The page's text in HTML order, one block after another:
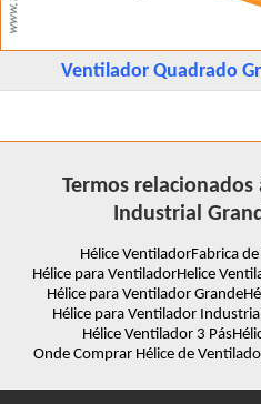
Ventilador Quadrado
Termos
Industrial
Hélice VentiladorFabrica de
Hélice para VentiladorHelice
Hélice para Ventilador Grande
Hélice para Ventilador
Hélice Ventilador 3 Pás
Onde Comprar Hélice de